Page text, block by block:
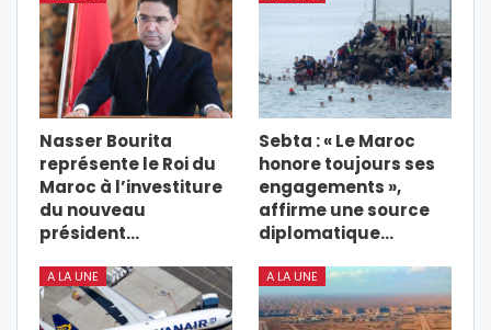
Nasser Bourita
représente le Roi du
Maroc à l’investiture
du nouveau
président…
Sebta : « Le Maroc
honore toujours ses
engagements »,
affirme une source
diplomatique…
A LA UNE A LA UNE